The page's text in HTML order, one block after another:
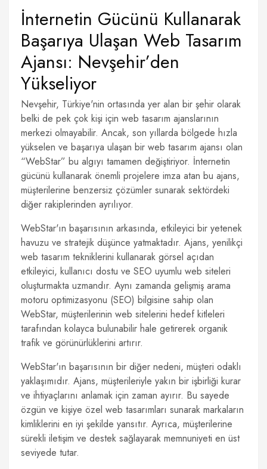
İnternetin Gücünü Kullanarak
Başarıya Ulaşan Web Tasarım
Ajansı: Nevşehir’den
Yükseliyor
Nevşehir, Türkiye'nin ortasında yer alan bir şehir olarak
belki de pek çok kişi için web tasarım ajanslarının
merkezi olmayabilir. Ancak, son yıllarda bölgede hızla
yükselen ve başarıya ulaşan bir web tasarım ajansı olan
“WebStar” bu algıyı tamamen değiştiriyor. İnternetin
gücünü kullanarak önemli projelere imza atan bu ajans,
müşterilerine benzersiz çözümler sunarak sektördeki
diğer rakiplerinden ayrılıyor.
WebStar'ın başarısının arkasında, etkileyici bir yetenek
havuzu ve stratejik düşünce yatmaktadır. Ajans, yenilikçi
web tasarım tekniklerini kullanarak görsel açıdan
etkileyici, kullanıcı dostu ve SEO uyumlu web siteleri
oluşturmakta uzmandır. Aynı zamanda gelişmiş arama
motoru optimizasyonu (SEO) bilgisine sahip olan
WebStar, müşterilerinin web sitelerini hedef kitleleri
tarafından kolayca bulunabilir hale getirerek organik
trafik ve görünürlüklerini artırır.
WebStar'ın başarısının bir diğer nedeni, müşteri odaklı
yaklaşımıdır. Ajans, müşterileriyle yakın bir işbirliği kurar
ve ihtiyaçlarını anlamak için zaman ayırır. Bu sayede
özgün ve kişiye özel web tasarımları sunarak markaların
kimliklerini en iyi şekilde yansıtır. Ayrıca, müşterilerine
sürekli iletişim ve destek sağlayarak memnuniyeti en üst
seviyede tutar.